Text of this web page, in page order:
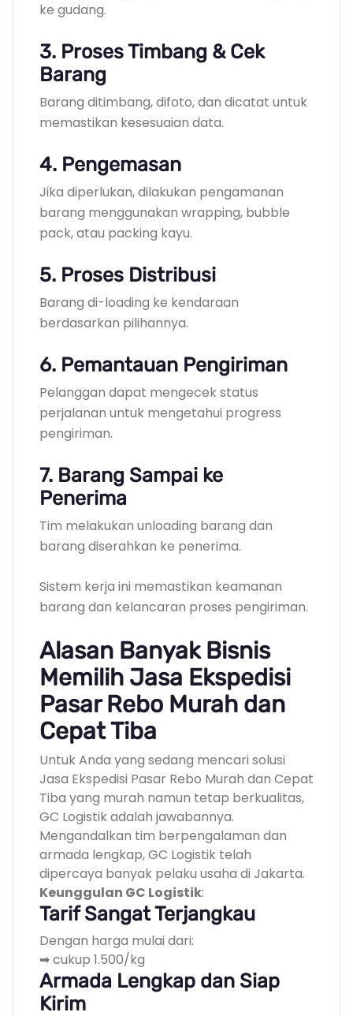
ke gudang.
3. Proses Timbang & Cek
Barang
Barang ditimbang, difoto, dan dicatat untuk
memastikan kesesuaian data.
4. Pengemasan
Jika diperlukan, dilakukan pengamanan
barang menggunakan wrapping, bubble
pack, atau packing kayu.
5. Proses Distribusi
Barang di-loading ke kendaraan
berdasarkan pilihannya.
6. Pemantauan Pengiriman
Pelanggan dapat mengecek status
perjalanan untuk mengetahui progress
pengiriman.
7. Barang Sampai ke
Penerima
Tim melakukan unloading barang dan
barang diserahkan ke penerima.
Sistem kerja ini memastikan keamanan
barang dan kelancaran proses pengiriman.
Alasan Banyak Bisnis
Memilih Jasa Ekspedisi
Pasar Rebo Murah dan
Cepat Tiba
Untuk Anda yang sedang mencari solusi
Jasa Ekspedisi Pasar Rebo Murah dan Cepat
Tiba yang murah namun tetap berkualitas,
GC Logistik adalah jawabannya.
Mengandalkan tim berpengalaman dan
armada lengkap, GC Logistik telah
dipercaya banyak pelaku usaha di Jakarta.
Keunggulan GC Logistik:
Tarif Sangat Terjangkau
Dengan harga mulai dari:
➡ cukup 1.500/kg
Armada Lengkap dan Siap
Kirim